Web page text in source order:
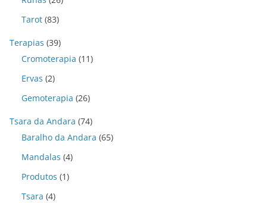
Tarot (83)
Terapias (39)
Cromoterapia (11)
Ervas (2)
Gemoterapia (26)
Tsara da Andara (74)
Baralho da Andara (65)
Mandalas (4)
Produtos (1)
Tsara (4)